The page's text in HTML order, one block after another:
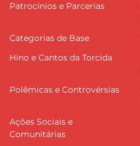
Patrocínios e Parcerias
Categorias de Base
Hino e Cantos da Torcida
Polêmicas e Controvérsias
Ações Sociais e
Comunitárias